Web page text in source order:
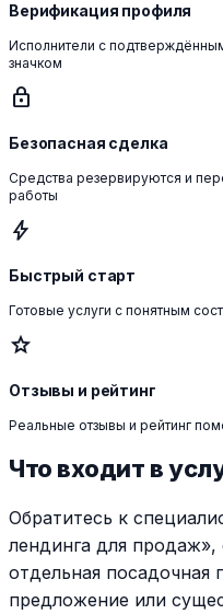
Верификация профиля
Исполнители с
значком
lock
Безопасная сделка
Средства резервируются и
работы
bolt
Быстрый старт
Готовые услуги с понятным
star
Отзывы и рейтинг
Реальные отзывы и рейтинг
Что входит в
Обратитесь к
лендинга для
отдельная посадочная
предложение или